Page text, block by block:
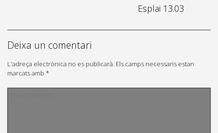
Esplai 13.03
Deixa un comentari
L'adreça electrònica no es publicarà. Els camps necessaris estan
marcats amb *